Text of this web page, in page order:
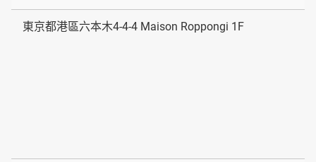
東京都港區六本木4-4-4 Maison Roppongi 1F